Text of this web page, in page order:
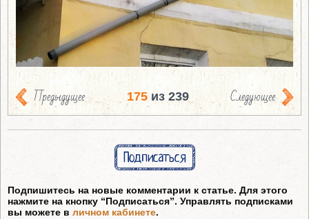
Предыдущее Следующее
175из 239
Подписаться
Подпишитесь на новые комментарии к статье. Для этого
нажмите на кнопку “Подписаться”. Управлять подписками
вы можете в личном кабинете.